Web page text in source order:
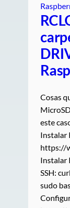
Cosas
este
Instalar
https://
Instalar
SSH:
sudo